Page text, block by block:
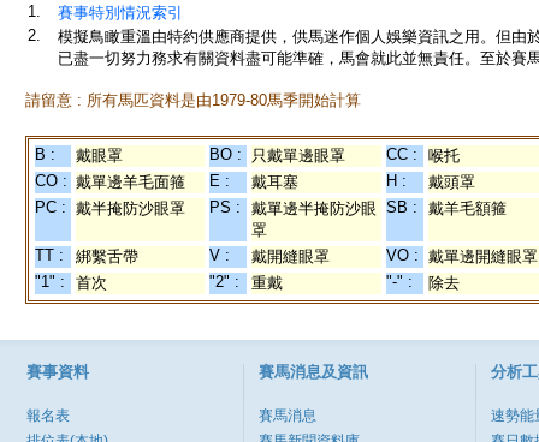
1.
賽事特別情況索引
2.
模擬鳥瞰重溫由特約供應商提供，供馬迷作個人娛樂資訊之用。但
已盡一切努力務求有關資料盡可能準確，馬會就此並無責任。至於賽
請留意 : 所有馬匹資料是由1979-80馬季開始計算
B : 戴眼罩 BO : 只戴單邊眼罩 CC :
喉托
CO : 戴單邊羊毛面箍 E : 戴耳塞 H :
戴頭罩
PC : 戴半掩防沙眼罩 PS :
戴單邊半掩防沙眼
罩
SB : 戴羊毛額箍
TT : 綁繫舌帶 V : 戴開縫眼罩 VO : 戴單邊開縫眼罩
"1" :
首次 "2" : 重戴 "-" : 除去
賽事資料
報名表
賽馬消息及資訊
賽馬消息
分析
速勢能